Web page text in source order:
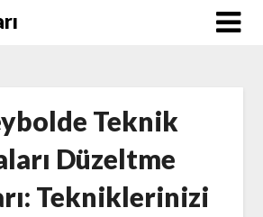
Teknik
Düzeltme
Tekniklerinizi